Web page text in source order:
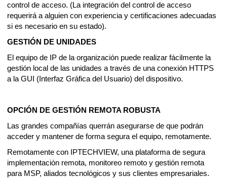
control de acceso. (La integración del control de acceso
requerirá a alguien con experiencia y certificaciones adecuadas
si es necesario en su estado).
GESTIÓN DE UNIDADES
El equipo de IP de la organización puede realizar fácilmente la
gestión local de las unidades a través de una conexión HTTPS
a la GUI (Interfaz Gráfica del Usuario) del dispositivo.
OPCIÓN DE GESTIÓN REMOTA ROBUSTA
Las grandes compañías querrán asegurarse de que podrán
acceder y mantener de forma segura el equipo, remotamente.
Remotamente con IPTECHVIEW, una plataforma de segura
implementación remota, monitoreo remoto y gestión remota
para MSP, aliados tecnológicos y sus clientes empresariales.